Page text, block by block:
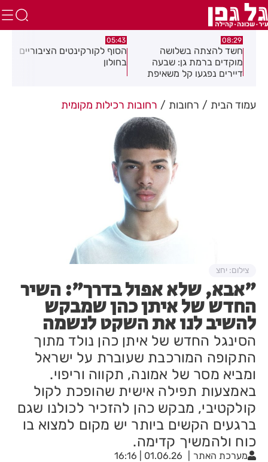
08:29
חשד להצתה בשלושה
מוקדים ברמת גן: שבעה
דיירים נפגעו קל משאיפת
05:43
הסוף לקורקינטים הציבוריים
בחולון
עמוד הבית רחובות רחובות רכילות מקומית
"אבא, שלא אפול בדרך": השיר
החדש של איתן כהן שמבקש
להשיב לנו את השקט לנשמה
הסינגל החדש של איתן כהן נולד מתוך
התקופה המורכבת שעוברת על ישראל
ומביא מסר של אמונה, תקווה וריפוי.
באמצעות תפילה אישית שהופכת לקול
קולקטיבי, מבקש כהן להזכיר לכולנו שגם
ברגעים הקשים ביותר יש מקום למצוא בו
כוח ולהמשיך קדימה.
מערכת האתר 01.06.26 | 16:16
צילום: יחצ